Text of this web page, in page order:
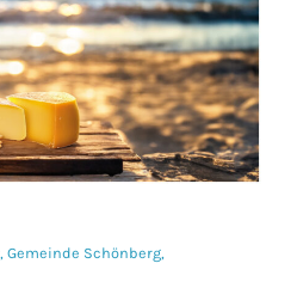
,Gemeinde Schönberg,